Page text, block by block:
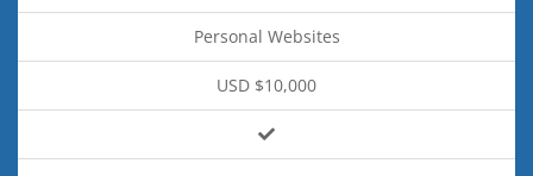
Personal Websites
USD $10,000